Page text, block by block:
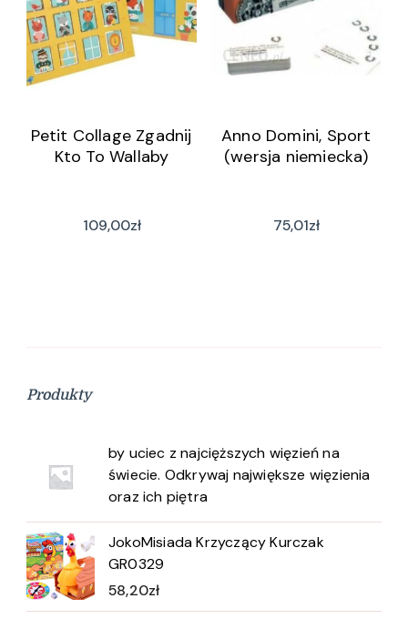
Petit Collage Zgadnij
Kto To Wallaby
109,00zł
Anno Domini, Sport
(wersja niemiecka)
75,01zł
Produkty
by uciec z najcięższych więzień na
świecie. Odkrywaj największe więzienia
oraz ich piętra
JokoMisiada Krzyczący Kurczak
GR0329
58,20zł